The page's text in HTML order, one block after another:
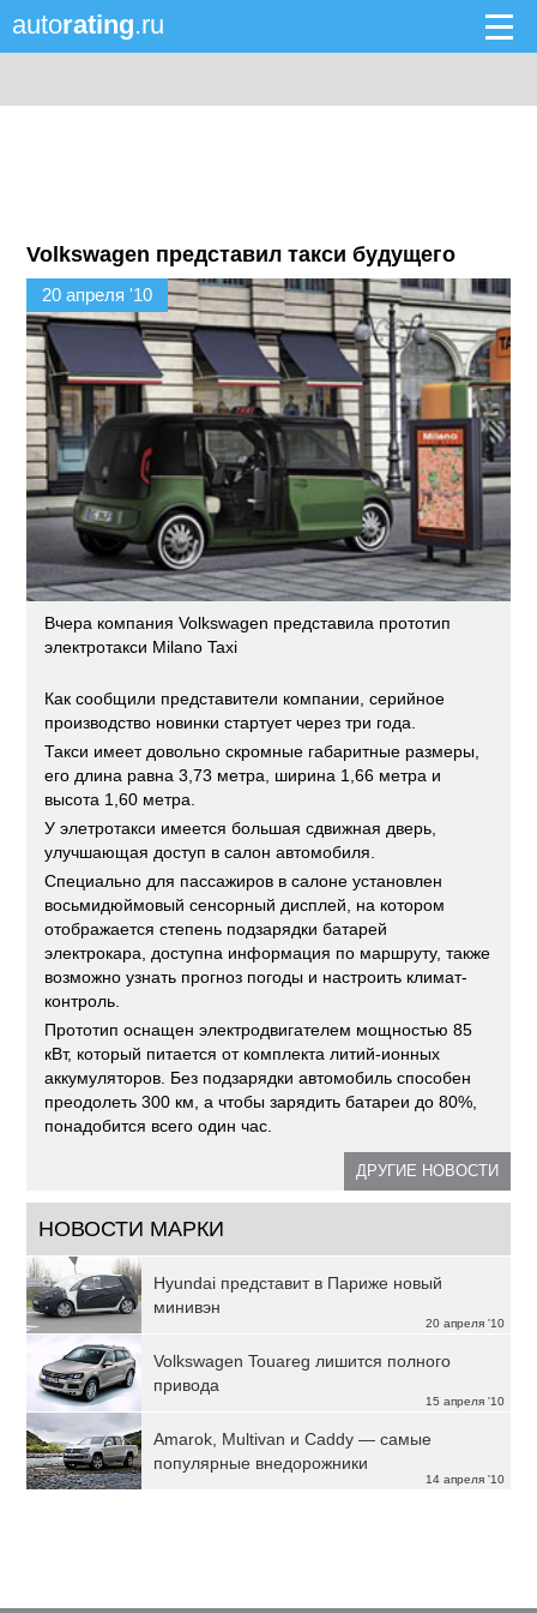
autorating.ru
Volkswagen представил такси будущего
20 апреля '10
Вчера компания Volkswagen представила прототип
электротакси Milano Taxi
Как сообщили представители компании, серийное
производство новинки стартует через три года.
Такси имеет довольно скромные габаритные размеры,
его длина равна 3,73 метра, ширина 1,66 метра и
высота 1,60 метра.
У элетротакси имеется большая сдвижная дверь,
улучшающая доступ в салон автомобиля.
Специально для пассажиров в салоне установлен
восьмидюймовый сенсорный дисплей, на котором
отображается степень подзарядки батарей
электрокара, доступна информация по маршруту, также
возможно узнать прогноз погоды и настроить климат-
контроль.
Прототип оснащен электродвигателем мощностью 85
кВт, который питается от комплекта литий-ионных
аккумуляторов. Без подзарядки автомобиль способен
преодолеть 300 км, а чтобы зарядить батареи до 80%,
понадобится всего один час.
ДРУГИЕ НОВОСТИ
НОВОСТИ МАРКИ
20 апреля '10
Hyundai представит в Париже новый
минивэн
15 апреля '10
Volkswagen Touareg лишится полного
привода
14 апреля '10
Amarok, Multivan и Caddy — самые
популярные внедорожники